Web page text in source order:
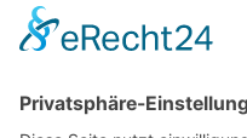
Kircher
∎